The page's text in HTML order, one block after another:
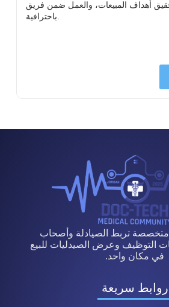
أهداف المبيعات، والعمل ضمن فريق
باحترافية.
تربط الصيادلة وأصحاب
التوظيف وعرض الصيدليات للبيع
في مكان واحد.
روابط سريعة